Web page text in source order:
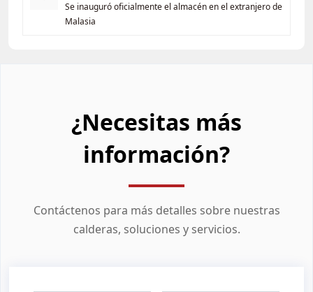
Se inauguró oficialmente el almacén en el extranjero de
Malasia
¿Necesitas más
información?
Contáctenos para más detalles sobre nuestras
calderas, soluciones y servicios.